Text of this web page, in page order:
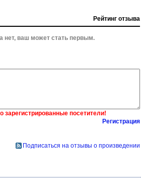
Рейтинг отзыва
нет, ваш может стать первым.
зарегистрированные посетители!
Регистрация
Подписаться на отзывы о произведении